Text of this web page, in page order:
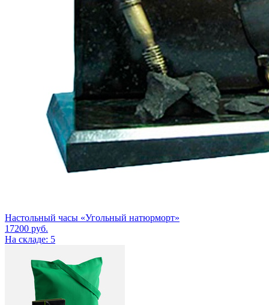
Настольный часы «Угольный натюрморт»
17200 руб.
На складе: 5